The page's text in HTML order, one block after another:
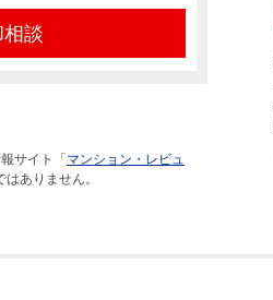
談
サイト「 マンション・レビュ
ありません。